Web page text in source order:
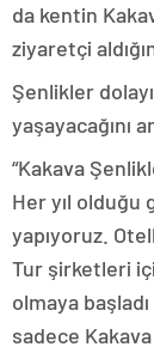
da kentin
ziyaretçi
Şenlikler
yaşayacağını
“Kakava
Her yıl olduğu
yapıyoruz.
Tur şirketleri
olmaya
sadece